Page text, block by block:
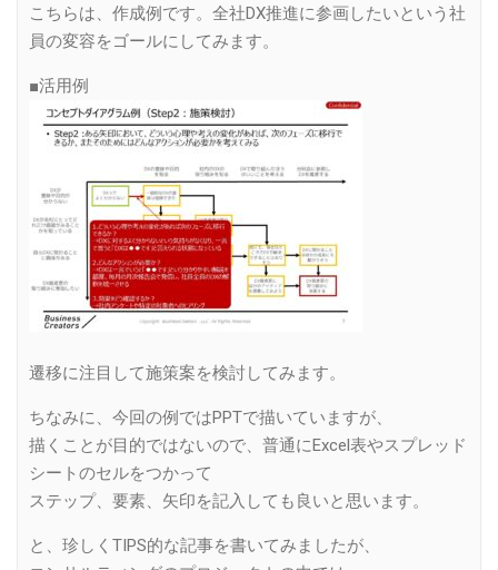
こちらは、作成例です。全社DX推進に参画したいという社
員の変容をゴールにしてみます。
■活用例
遷移に注目して施策案を検討してみます。
ちなみに、今回の例ではPPTで描いていますが、
描くことが目的ではないので、普通にExcel表やスプレッド
シートのセルをつかって
ステップ、要素、矢印を記入しても良いと思います。
と、珍しくTIPS的な記事を書いてみましたが、